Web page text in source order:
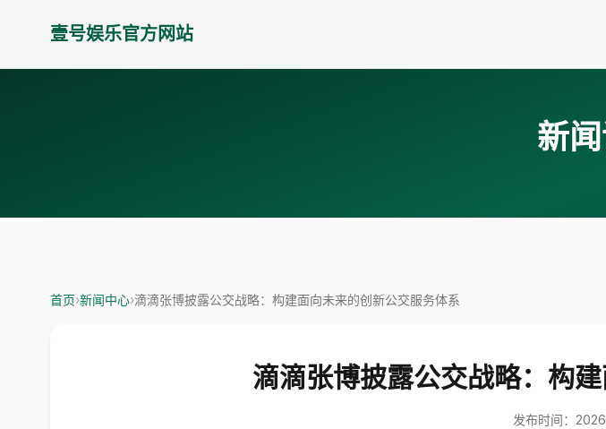
壹号娱乐官方网站
新
首页›新闻中心›滴滴张博披露公交战略：构建面向未来的创新公交服务体系
滴滴张博披露公交战略：构
发布时间：